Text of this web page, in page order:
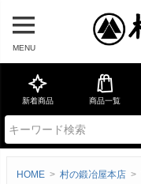
MENU
新着商品 商品一覧
HOME 村の鍛冶屋本店